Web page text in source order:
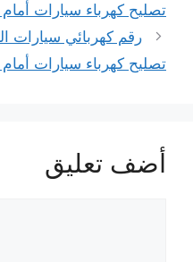
تصليح كهرباء سيارات أمام
تصليح كهرباء سيارات أمام
أضف تعليق